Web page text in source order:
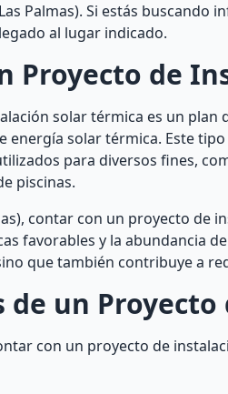
Palmas). Si estás
al lugar indicado.
Proyecto de
solar térmica es un
energía solar térmica. Este
para diversos fines,
piscinas.
contar con un proyecto de
favorables y la abundancia
que también contribuye a
de un
con un proyecto de